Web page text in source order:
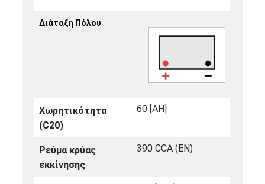
Διάταξη Πόλου
Χωρητικότητα
(C20)
60 [ΑΗ]
Ρεύμα κρύας
εκκίνησης
390 CCA (EN)